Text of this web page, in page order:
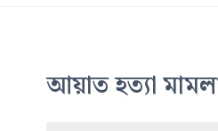
আয়াত হত্যা